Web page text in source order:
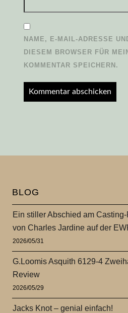
NAME, E-MAIL-ADRESSE
DIESEM BROWSER FÜR
KOMMENTAR SPEICHERN.
BLOG
Ein stiller Abschied am
von Charles Jardine auf der
2026/05/31
G.Loomis Asquith 6129-4
Review
2026/05/29
Jacks Knot – genial einfach!